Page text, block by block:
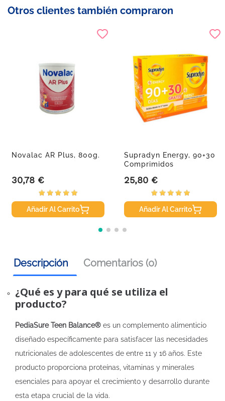
Otros clientes también compraron
Novalac AR Plus, 800g.
Precio
30,78 €
Añadir Al Carrito
Supradyn Energy, 90+30
Comprimidos
Precio
25,80 €
Añadir Al Carrito
Descripción Comentarios (0)
¿Qué es y para qué se utiliza el
producto?
PediaSure Teen Balance® es un complemento alimenticio
diseñado específicamente para satisfacer las necesidades
nutricionales de adolescentes de entre 11 y 16 años. Este
producto proporciona proteínas, vitaminas y minerales
esenciales para apoyar el crecimiento y desarrollo durante
esta etapa crucial de la vida.